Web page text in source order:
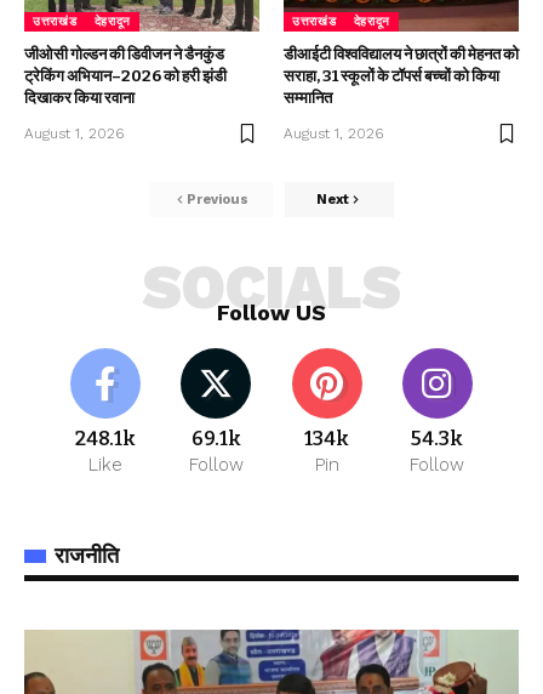
उत्तराखंड देहरादून
जीओसी गोल्डन की डिवीजन ने डैनकुंड
ट्रेकिंग अभियान–2026 को हरी झंडी
दिखाकर किया रवाना
August 1, 2026
उत्तराखंड देहरादून
डीआईटी विश्वविद्यालय ने छात्रों की मेहनत को
सराहा, 31 स्कूलों के टॉपर्स बच्चों को किया
सम्मानित
August 1, 2026
Previous Next
Follow US
SOCIALS
248.1k
Like
69.1k
Follow
134k
Pin
54.3k
Follow
राजनीति